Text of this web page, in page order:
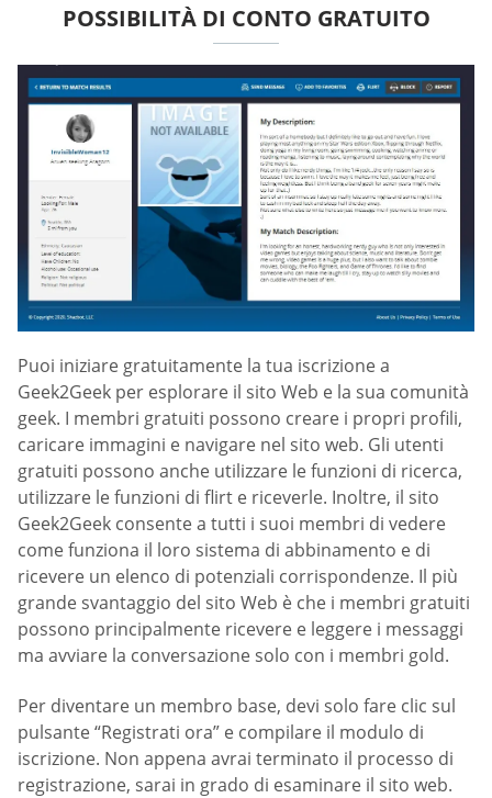
POSSIBILITÀ DI CONTO GRATUITO
Puoi iniziare gratuitamente la tua iscrizione a
Geek2Geek per esplorare il sito Web e la sua comunità
geek. I membri gratuiti possono creare i propri profili,
caricare immagini e navigare nel sito web. Gli utenti
gratuiti possono anche utilizzare le funzioni di ricerca,
utilizzare le funzioni di flirt e riceverle. Inoltre, il sito
Geek2Geek consente a tutti i suoi membri di vedere
come funziona il loro sistema di abbinamento e di
ricevere un elenco di potenziali corrispondenze. Il più
grande svantaggio del sito Web è che i membri gratuiti
possono principalmente ricevere e leggere i messaggi
ma avviare la conversazione solo con i membri gold.
Per diventare un membro base, devi solo fare clic sul
pulsante “Registrati ora” e compilare il modulo di
iscrizione. Non appena avrai terminato il processo di
registrazione, sarai in grado di esaminare il sito web.